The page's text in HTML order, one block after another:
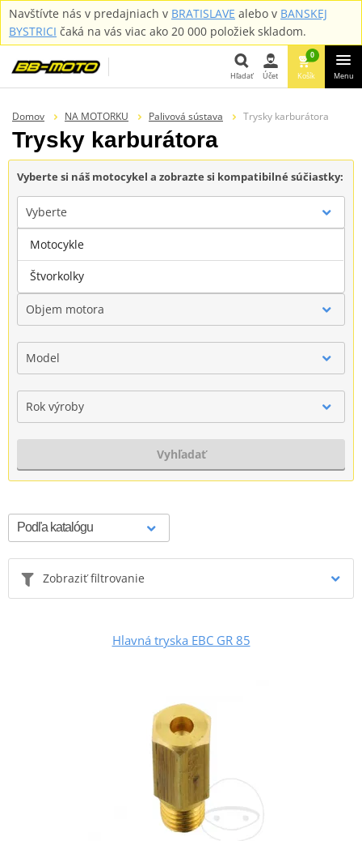
Navštívte nás v predajniach v BRATISLAVE alebo v BANSKEJ
BYSTRICI čaká na vás viac ako 20 000 položiek skladom.
Hľadať
Hľadať Účet
0
Košík Menu
Domov NA MOTORKU Palivová sústava Trysky karburátora
Trysky karburátora
Vyberte si náš motocykel a zobrazte si kompatibilné súčiastky:
Vyberte
Značka
Objem motora
Model
Rok výroby
Vyhľadať
Zobraziť filtrovanie
Hlavná tryska EBC GR 85
Motocykle
Štvorkolky